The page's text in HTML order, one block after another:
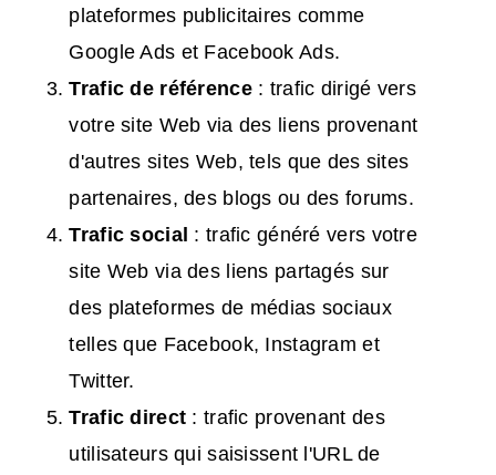
plateformes publicitaires comme
Google Ads et Facebook Ads.
Traficde référence: trafic dirigé vers
votre site Web via des liens provenant
d'autres sites Web, tels que des sites
partenaires, des blogs ou des forums.
Traficsocial : trafic généré vers votre
site Web via des liens partagés sur
des plateformes de médias sociaux
telles que Facebook, Instagram et
Twitter.
Traficdirect : trafic provenant des
utilisateurs qui saisissent l'URL de